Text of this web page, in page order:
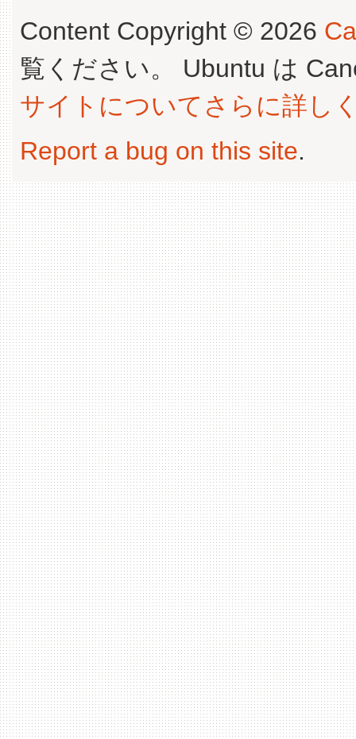
Content Copyright © 2026
覧ください。 Ubuntu は
サイトについてさらに詳し
Report a bug on this site.